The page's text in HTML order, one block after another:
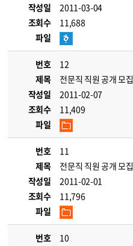
작성일
2011-03-04
조회수
11,688
파일
번호
12
제목
전문직 직원 공개 모집
작성일
2011-02-07
조회수
11,409
파일
번호
11
제목
전문직 직원 공개 모집
작성일
2011-02-01
조회수
11,796
파일
번호
10